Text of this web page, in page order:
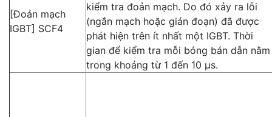
[Đoản mạch
IGBT] SCF4
kiểm tra đoản mạch. Do đó xảy ra lỗi
(ngắn mạch hoặc gián đoạn) đã được
phát hiện trên ít nhất một IGBT. Thời
gian để kiểm tra mỗi bóng bán dẫn nằm
trong khoảng từ 1 đến 10 μs.